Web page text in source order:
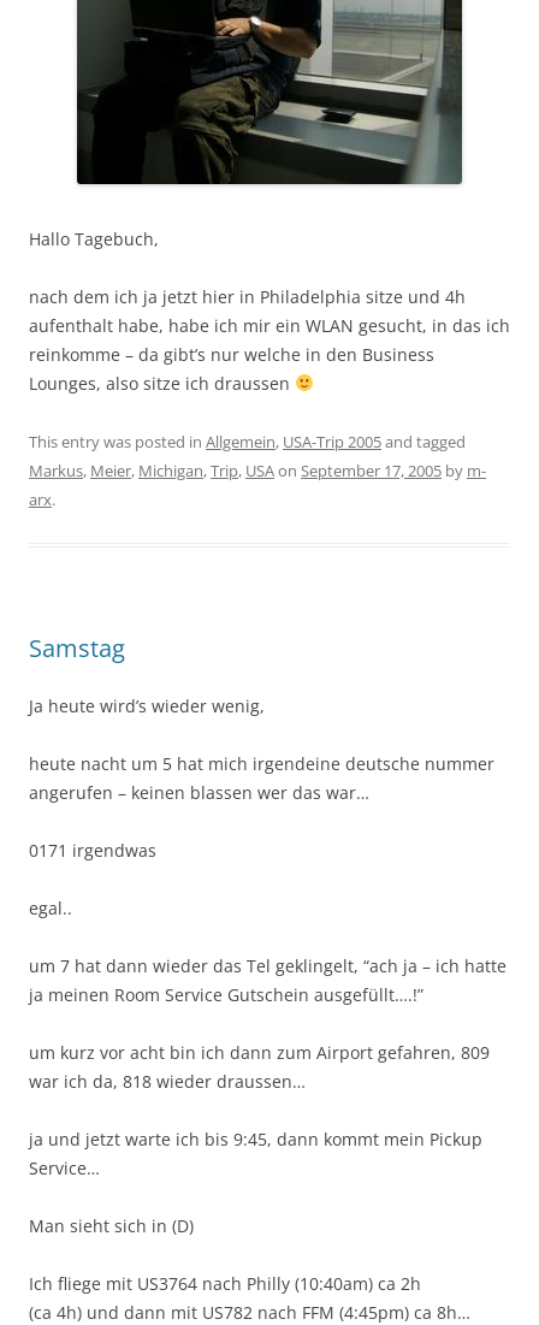
Hallo Tagebuch,
nach dem ich ja jetzt hier in Philadelphia sitze und 4h
aufenthalt habe, habe ich mir ein WLAN gesucht, in das ich
reinkomme – da gibt’s nur welche in den Business
Lounges, also sitze ich draussen
This entry was posted in Allgemein, USA-Trip 2005and tagged
Markus, Meier, Michigan,Trip, USAon September 17, 2005 by m-
arx.
Samstag
Ja heute wird’s wieder wenig,
heute nacht um 5 hat mich irgendeine deutsche nummer
angerufen – keinen blassen wer das war…
0171 irgendwas
egal..
um 7 hat dann wieder das Tel geklingelt, “ach ja – ich hatte
ja meinen Room Service Gutschein ausgefüllt….!”
um kurz vor acht bin ich dann zum Airport gefahren, 809
war ich da, 818 wieder draussen…
ja und jetzt warte ich bis 9:45, dann kommt mein Pickup
Service…
Man sieht sich in (D)
Ich fliege mit US3764 nach Philly (10:40am) ca 2h
(ca 4h) und dann mit US782 nach FFM (4:45pm) ca 8h…